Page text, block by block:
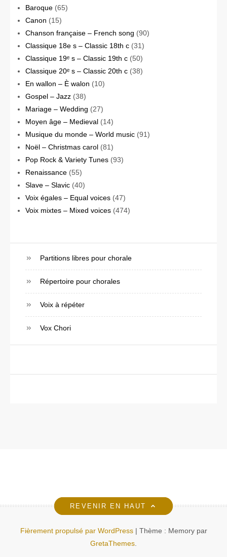
Baroque (65)
Canon (15)
Chanson française – French song (90)
Classique 18e s – Classic 18th c (31)
Classique 19ᵉ s – Classic 19th c (50)
Classique 20ᵉ s – Classic 20th c (38)
En wallon – È walon (10)
Gospel – Jazz (38)
Mariage – Wedding (27)
Moyen âge – Medieval (14)
Musique du monde – World music (91)
Noël – Christmas carol (81)
Pop Rock & Variety Tunes (93)
Renaissance (55)
Slave – Slavic (40)
Voix égales – Equal voices (47)
Voix mixtes – Mixed voices (474)
Partitions libres pour chorale
Répertoire pour chorales
Voix à répéter
Vox Chori
REVENIR EN HAUT
Fièrement propulsé par WordPress | Thème : Memory par
GretaThemes